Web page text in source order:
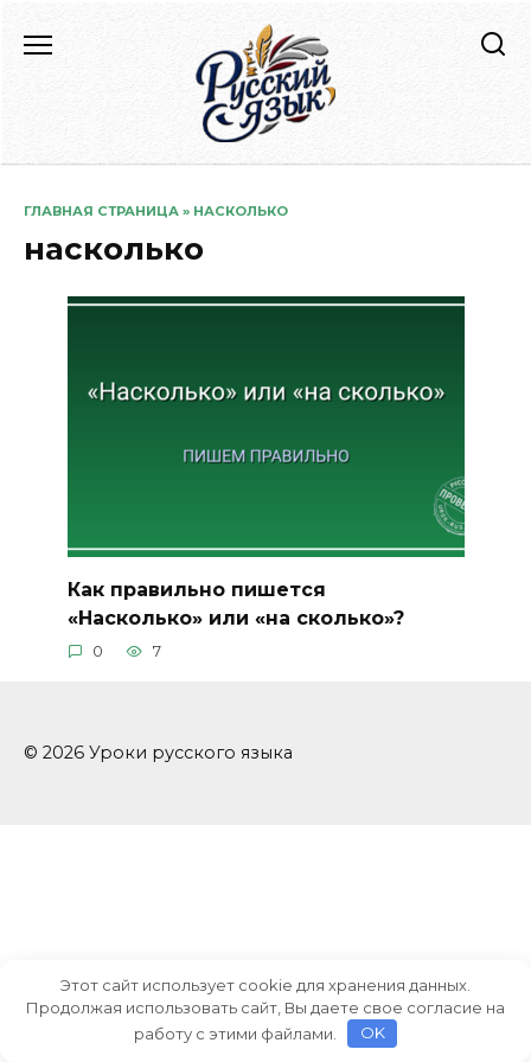
содержанию
ГЛАВНАЯ СТРАНИЦА » НАСКОЛЬКО
насколько
Как правильно пишется
«Насколько» или «на сколько»?
0 7
© 2026 Уроки русского языка
Этот сайт использует cookie для хранения данных.
Продолжая использовать сайт, Вы даете свое согласие на
работу с этими файлами.
OK